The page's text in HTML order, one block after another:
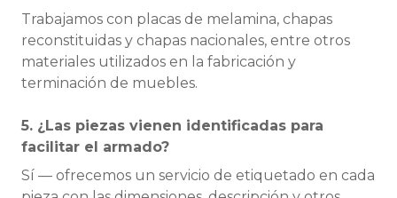
Trabajamos con placas de melamina, chapas
reconstituidas y chapas nacionales, entre otros
materiales utilizados en la fabricación y
terminación de muebles.
5. ¿Las piezas vienen identificadas para
facilitar el armado?
Sí — ofrecemos un servicio de etiquetado en cada